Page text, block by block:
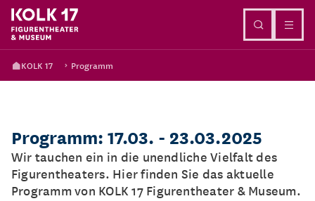
KOLK 17 Programm
Programm: 17.03. - 23.03.2025
Wir tauchen ein in die unendliche Vielfalt des
Figurentheaters. Hier finden Sie das aktuelle
Programm von KOLK 17 Figurentheater & Museum.